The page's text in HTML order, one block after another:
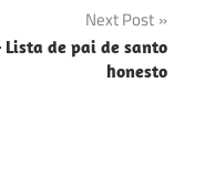
Next Post
Lista de pai de santo
honesto